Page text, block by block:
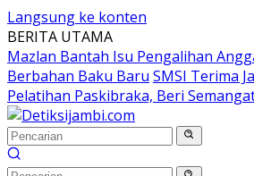
Langsung ke konten
BERITA UTAMA
Mazlan Bantah Isu Pengalihan
Berbahan Baku Baru SMSI Terima
Pelatihan Paskibraka, Beri